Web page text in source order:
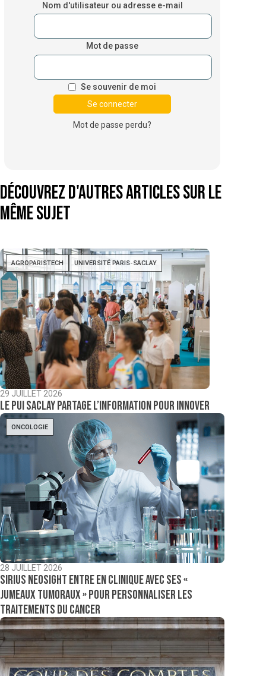
Nom d'utilisateur ou adresse e-mail
Mot de passe
Se souvenir de moi
Mot de passe perdu?
Découvrez d'autres articles sur le
même sujet
AGROPARISTECH UNIVERSITÉ PARIS-SACLAY
29 JUILLET 2026
Le PUI Saclay partage l’information pour innover
ONCOLOGIE
28 JUILLET 2026
Sirius NeoSight entre en clinique avec ses «
jumeaux tumoraux » pour personnaliser les
traitements du cancer